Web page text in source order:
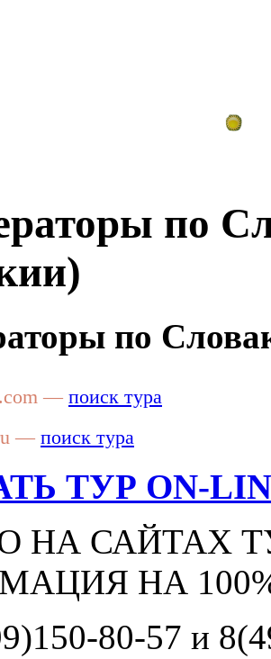
по
по
— поиск тура
— поиск тура
ТУР ON-
НА САЙТАХ
НА
80-57 и